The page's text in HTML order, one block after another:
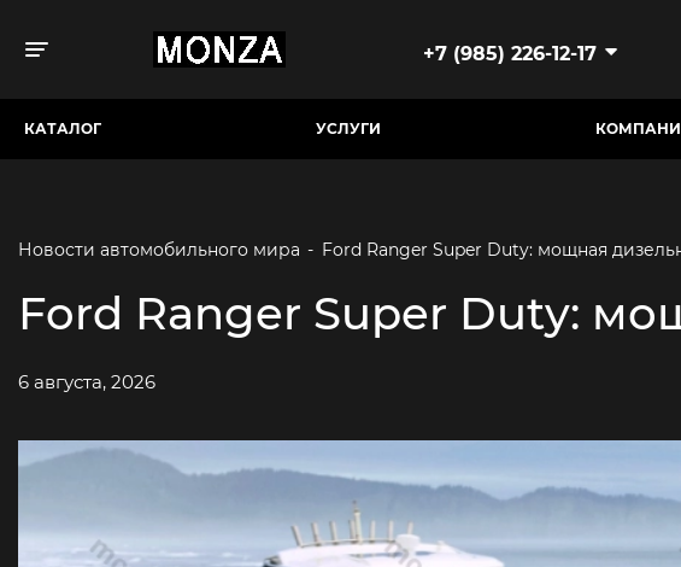
Toggle navigation +7 (985) 226-12-17
КАТАЛОГ УСЛУГИ
Новости автомобильного мира - Ford Ranger Super Duty: мощная
Ford Ranger Super Duty:
6 августа, 2026